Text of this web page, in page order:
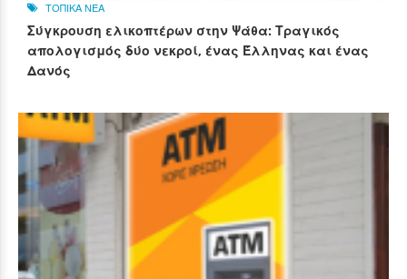
ΤΟΠΙΚΑ ΝΕΑ
Σύγκρουση ελικοπτέρων στην Ψάθα: Τραγικός
απολογισμός δύο νεκροί, ένας Έλληνας και ένας
Δανός